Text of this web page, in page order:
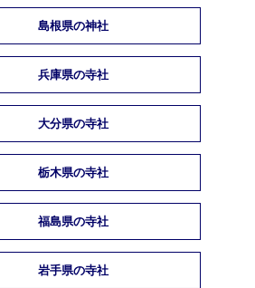
島根県の神社
兵庫県の寺社
大分県の寺社
栃木県の寺社
福島県の寺社
岩手県の寺社